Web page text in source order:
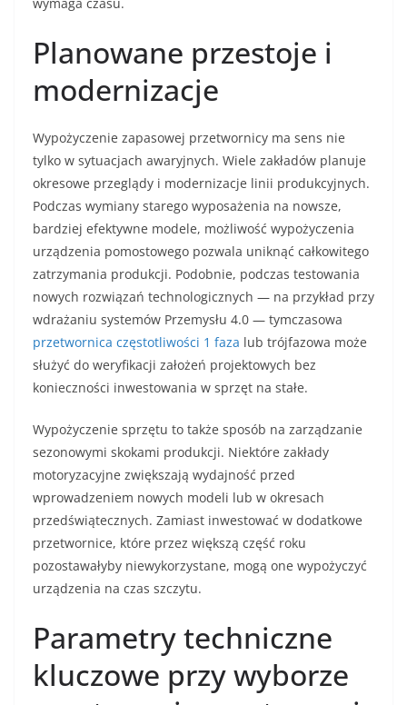
Planowane przestoje i
modernizacje
Wypożyczenie zapasowej przetwornicy ma sens nie
tylko w sytuacjach awaryjnych. Wiele zakładów planuje
okresowe przeglądy i modernizacje linii produkcyjnych.
Podczas wymiany starego wyposażenia na nowsze,
bardziej efektywne modele, możliwość wypożyczenia
urządzenia pomostowego pozwala uniknąć całkowitego
zatrzymania produkcji. Podobnie, podczas testowania
nowych rozwiązań technologicznych — na przykład przy
wdrażaniu systemów Przemysłu 4.0 — tymczasowa
przetwornica częstotliwości 1 faza lub trójfazowa może
służyć do weryfikacji założeń projektowych bez
konieczności inwestowania w sprzęt na stałe.
Wypożyczenie sprzętu to także sposób na zarządzanie
sezonowymi skokami produkcji. Niektóre zakłady
motoryzacyjne zwiększają wydajność przed
wprowadzeniem nowych modeli lub w okresach
przedświątecznych. Zamiast inwestować w dodatkowe
przetwornice, które przez większą część roku
pozostawałyby niewykorzystane, mogą one wypożyczyć
urządzenia na czas szczytu.
Parametry techniczne
kluczowe przy wyborze